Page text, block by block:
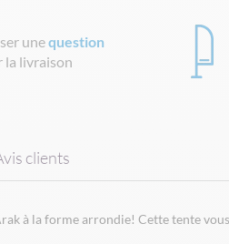
unequestion
la livraison
à la forme arrondie! Cette tente
clients